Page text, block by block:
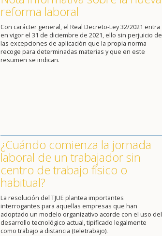
reforma laboral
Con carácter general, el Real Decreto-Ley 32/2021 entra
en vigor el 31 de diciembre de 2021, ello sin perjuicio de
las excepciones de aplicación que la propia norma
recoge para determinadas materias y que en este
resumen se indican.
¿Cuándo comienza la jornada
laboral de un trabajador sin
centro de trabajo físico o
habitual?
La resolución del TJUE plantea importantes
interrogantes para aquellas empresas que han
adoptado un modelo organizativo acorde con el uso del
desarrollo tecnológico actual, tipificado legalmente
como trabajo a distancia (teletrabajo).